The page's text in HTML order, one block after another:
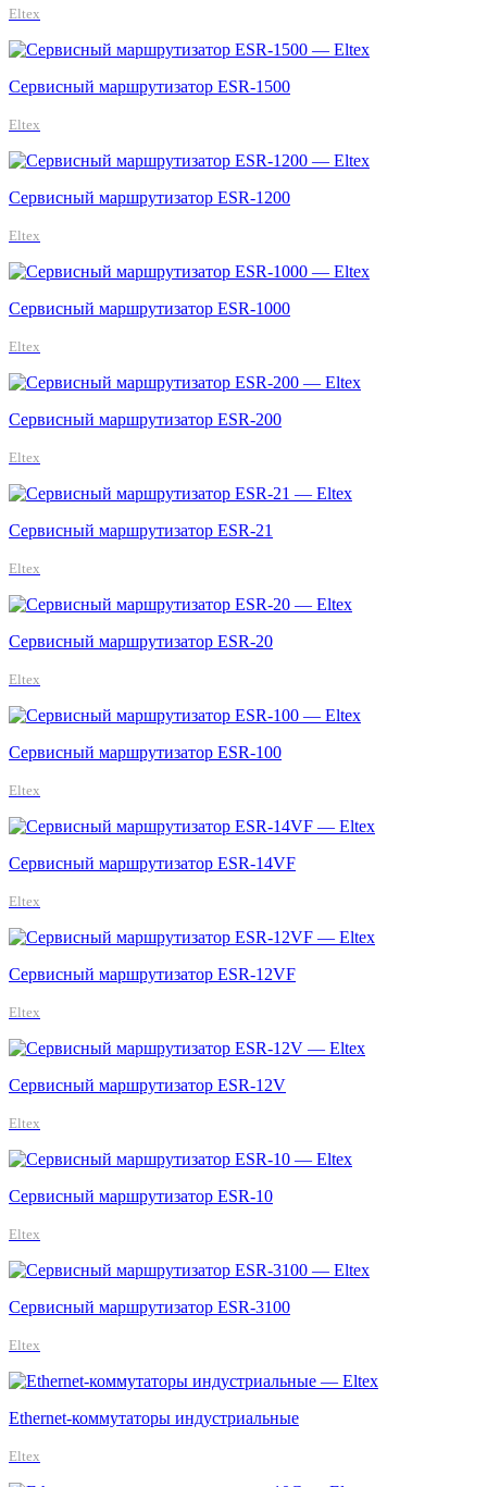
Eltex
Сервисный маршрутизатор ESR-1500
Eltex
Сервисный маршрутизатор ESR-1200
Eltex
Сервисный маршрутизатор ESR-1000
Eltex
Сервисный маршрутизатор ESR-200
Eltex
Сервисный маршрутизатор ESR-21
Eltex
Сервисный маршрутизатор ESR-20
Eltex
Сервисный маршрутизатор ESR-100
Eltex
Сервисный маршрутизатор ESR-14VF
Eltex
Сервисный маршрутизатор ESR-12VF
Eltex
Сервисный маршрутизатор ESR-12V
Eltex
Сервисный маршрутизатор ESR-10
Eltex
Сервисный маршрутизатор ESR-3100
Eltex
Ethernet-коммутаторы индустриальные
Eltex